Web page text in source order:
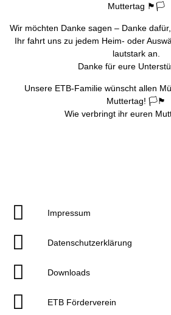
Muttertag 🏴🏳
Wir möchten Danke sagen – Danke
Ihr fahrt uns zu jedem Heim- oder
lautstark an.
Danke für eure
Unsere ETB-Familie wünscht allen
Muttertag! 🏳🏴
Wie verbringt ihr euren
Impressum
Datenschutzerklärung
Downloads
ETB Förderverein